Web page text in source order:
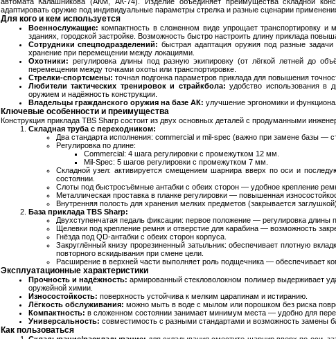
адаптировать оружие под индивидуальные параметры стрелка и разные сценарии
Для кого и кем используется
Военнослужащие: компактность в сложенном виде упрощает транспортировку
зданиях, городской застройке. Возможность быстро настроить длину приклада
Сотрудники спецподразделений: быстрая адаптация оружия под разные
хранение при перемещении между локациями.
Охотники: регулировка длины под разную экипировку (от лёгкой летней до
перемещении между точками охоты или транспортировке.
Стрелки-спортсмены: точная подгонка параметров приклада для повышения
Любители тактических тренировок и страйкбола: удобство использования в
оружием и надёжность конструкции.
Владельцы гражданского оружия на базе АК: улучшение эргономики и
Ключевые особенности и преимущества
Конструкция приклада TBS Sharp состоит из двух основных деталей с продуманными
Складная труба с переходником:
Два стандарта исполнения: commercial и mil‑spec (важно при замене базы —
Регулировка по длине:
Commercial: 4 шага регулировки с промежутком 12 мм.
Mil‑Spec: 5 шагов регулировки с промежутком 7 мм.
Складной узел: активируется смещением шарнира вверх по оси и
состоянии.
Слоты под быстросъёмные антабки с обеих сторон — удобное крепление
Металлическая проставка в планке регулировки — повышенная
Внутренняя полость для хранения мелких предметов (закрывается
База приклада TBS Sharp:
Двухступенчатая педаль фиксации: первое положение — регулировка длины
Щелевки под крепление ремня и отверстие для карабина — возможность
Гнёзда под QD‑антабки с обеих сторон корпуса.
Закруглённый книзу прорезиненный затыльник: обеспечивает плотную
повторного вскидывания при смене цели.
Расширение в верхней части выполняет роль подщечника — обеспечивает
Эксплуатационные характеристики
Прочность и надёжность: армированный стекловолокном полимер выдерживает
оружейной химии.
Износостойкость: поверхность устойчива к мелким царапинам и истиранию.
Лёгкость обслуживания: можно мыть в воде с мылом или порошком без риска
Компактность: в сложенном состоянии занимает минимум места — удобно для
Универсальность: совместимость с разными стандартами и возможность замены
Как пользоваться